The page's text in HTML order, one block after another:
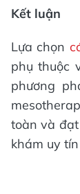
Kết luận
Lựa chọn
phụ thuộc
phương
toàn và
khám uy